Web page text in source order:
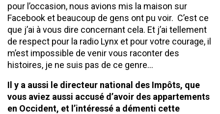
pour l’occasion, nous avions mis la maison sur
Facebook et beaucoup de gens ont pu voir. C’est ce
que j’ai à vous dire concernant cela. Et j’ai tellement
de respect pour la radio Lynx et pour votre courage, il
m’est impossible de venir vous raconter des
histoires, je ne suis pas de ce genre…
Il y a aussi le directeur national des Impôts, que
vous aviez aussi accusé d’avoir des appartements
en Occident, et l’intéressé a démenti cette